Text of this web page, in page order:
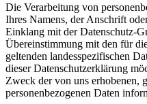
Die Verarbeitung von
Ihres Namens, der Anschrift
Einklang mit der Datenschutz-
Übereinstimmung mit den für
geltenden landesspezifischen
dieser Datenschutzerklärung
Zweck der von uns erhobenen,
personenbezogenen Daten